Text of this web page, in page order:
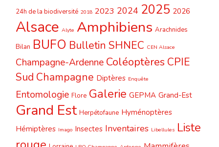
24h de la biodiversité 2018 2023 2024 2025 2026
Alsace Alyte Amphibiens Arachnides
Bilan BUFO Bulletin SHNEC CEN Alsace
Champagne-Ardenne Coléoptères CPIE
Sud Champagne Diptères Enquête
Entomologie Flore Galerie GEPMA Grand-Est
Grand Est Herpétofaune Hyménoptères
Hémiptères Imago Insectes Inventaires Libellules Liste